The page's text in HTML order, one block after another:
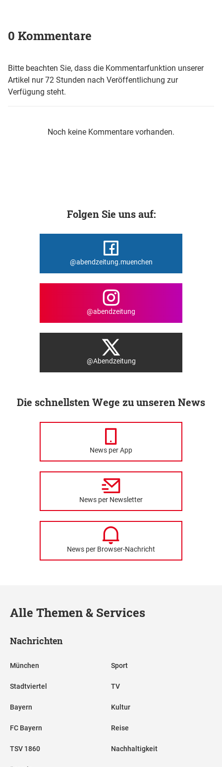
0 Kommentare
Bitte beachten Sie, dass die Kommentarfunktion unserer
Artikel nur 72 Stunden nach Veröffentlichung zur
Verfügung steht.
Noch keine Kommentare vorhanden.
Folgen Sie uns auf:
@abendzeitung.muenchen
@abendzeitung
@Abendzeitung
Die schnellsten Wege zu unseren News
News per App
News per Newsletter
News per Browser-Nachricht
Alle Themen & Services
Nachrichten
München
Stadtviertel
Bayern
FC Bayern
TSV 1860
Sport
TV
Kultur
Reise
Nachhaltigkeit